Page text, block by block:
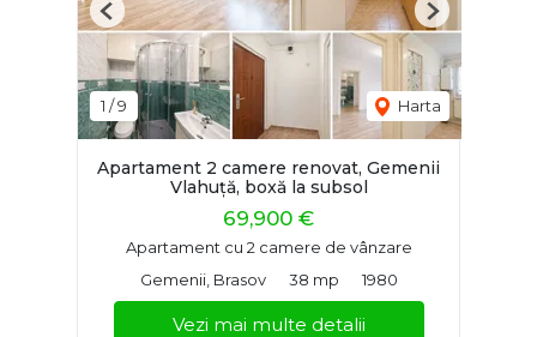
1 /9 Harta
Previous Next
Apartament 2 camere renovat, Gemenii
Vlahuță, boxă la subsol
69,900 €
Apartament cu 2 camere de vânzare
Gemenii, Brasov
38 mp 1980
Vezi mai multe detalii